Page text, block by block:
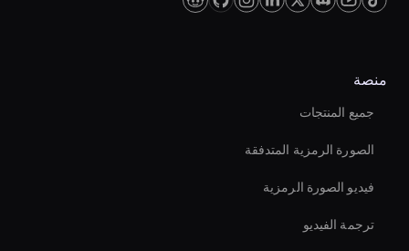
منصة
جميع المنتجات
الصورة الرمزية المتدفقة
فيديو الصورة الرمزية
ترجمة الفيديو